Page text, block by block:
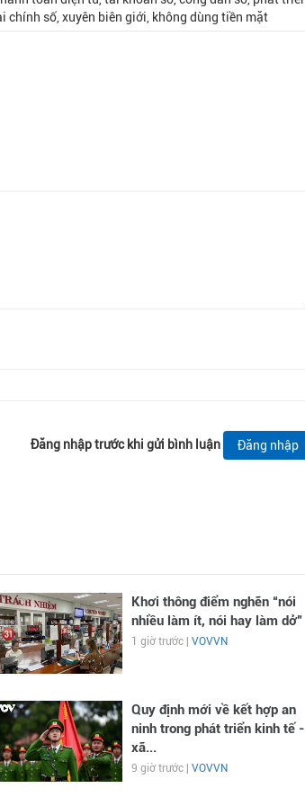
chính số, xuyên biên giới, không dùng tiền mặt
Đăng nhập trước khi gửi bình luận Đăng nhập
Khơi thông điểm nghẽn “nói
nhiều làm ít, nói hay làm dở”
1 giờ trước | VOVVN
Quy định mới về kết hợp an
ninh trong phát triển kinh tế -
xã...
9 giờ trước | VOVVN